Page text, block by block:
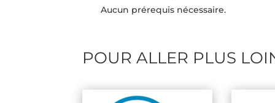
Aucun prérequis nécessaire.
POUR ALLER PLUS